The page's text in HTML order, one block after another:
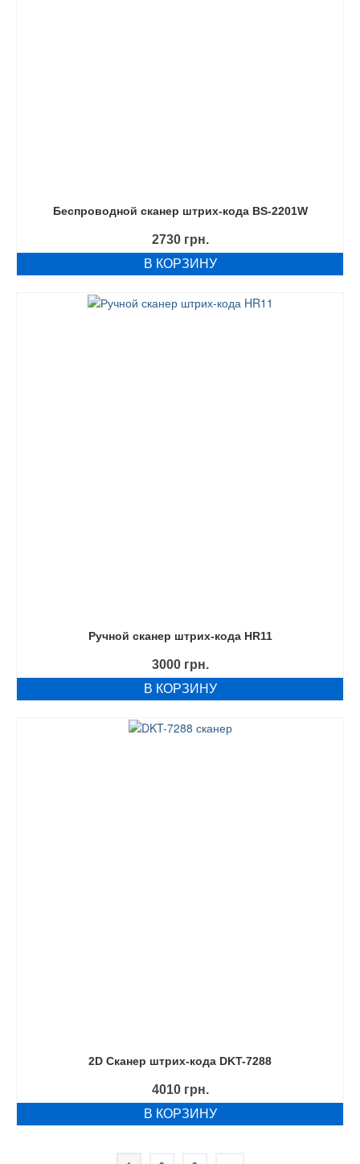
Беспроводной сканер штрих-кода BS-2201W
2730 грн.
В КОРЗИНУ
Ручной сканер штрих-кода HR11
3000 грн.
В КОРЗИНУ
2D Сканер штрих-кода DKT-7288
4010 грн.
В КОРЗИНУ